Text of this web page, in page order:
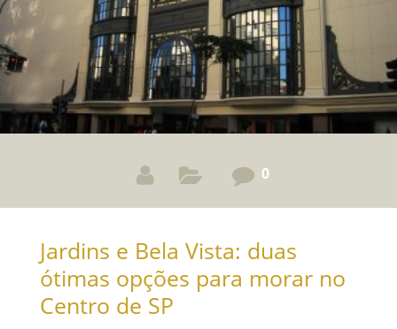
0
Jardins e Bela Vista: duas
ótimas opções para morar no
Centro de SP